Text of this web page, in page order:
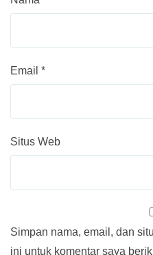
Email *
Situs Web
Simpan nama, email, dan
ini untuk komentar saya